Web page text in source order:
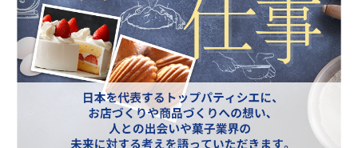
ログイン
会員IDをお忘れの方
パスワードをお忘れの方
会員IDを保存する
お役立ち情報
セミナー・イベント
サイトマップ